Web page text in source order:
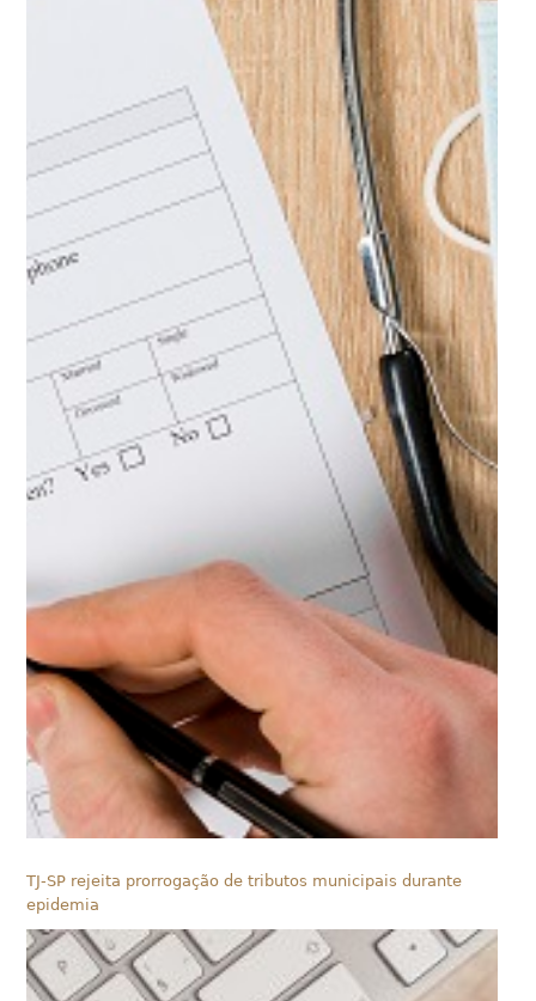
TJ-SP rejeita prorrogação de tributos municipais durante
epidemia